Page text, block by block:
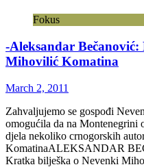
Fokus
-Aleksandar
Mihovilić Komatina
March 2, 2011
Zahvaljujemo se gospođi
omogućila da na Montenegrini
djela nekoliko crnogorskih
KomatinaALEKSANDAR
Kratka bilješka o Nevenki